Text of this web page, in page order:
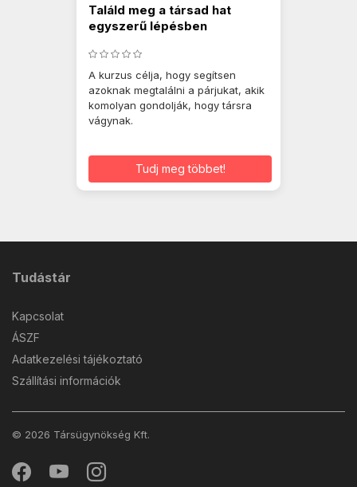
Találd meg a társad hat
egyszerű lépésben
A kurzus célja, hogy segítsen
azoknak megtalálni a párjukat, akik
komolyan gondolják, hogy társra
vágynak.
Tudj meg többet!
Tudástár
Kapcsolat
ÁSZF
Adatkezelési tájékoztató
Szállítási információk
© 2026 Társügynökség Kft.